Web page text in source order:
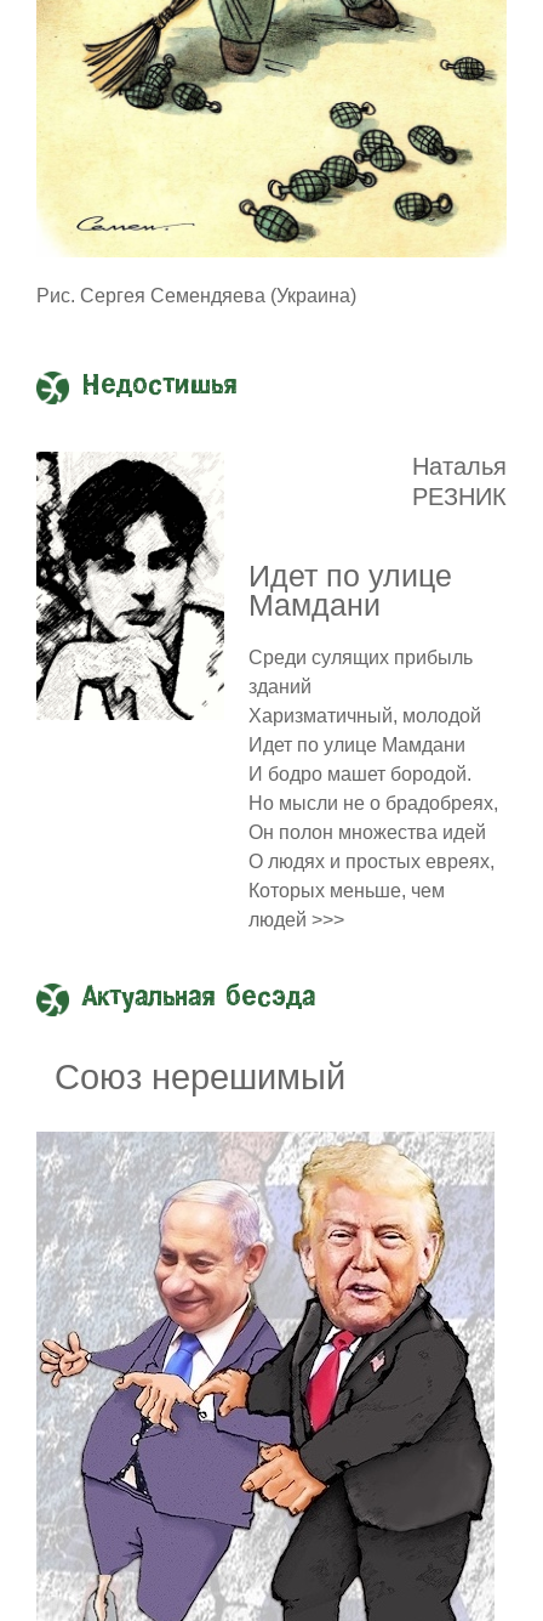
Рис. Сергея Семендяева (Украина)
Недостишья
Наталья
РЕЗНИК
Идет по улице
Мамдани
Среди сулящих прибыль
зданий
Харизматичный, молодой
Идет по улице Мамдани
И бодро машет бородой.
Но мысли не о брадобреях,
Он полон множества идей
О людях и простых евреях,
Которых меньше, чем
людей >>>
Актуальная бесэда
Союз нерешимый